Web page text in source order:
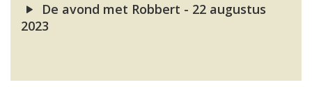
De avond met Robbert - 22 augustus
2023